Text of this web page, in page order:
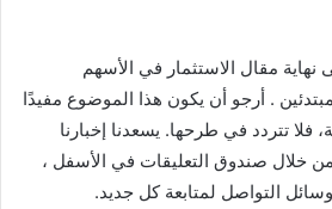
نهاية مقال الاستثمار في الأسهم
. أرجو أن يكون هذا الموضوع مفيدًا
فلا تتردد في طرحها. يسعدنا إخبارنا
خلال صندوق التعليقات في الأسفل ،
وسائل التواصل لمتابعة كل جديد.